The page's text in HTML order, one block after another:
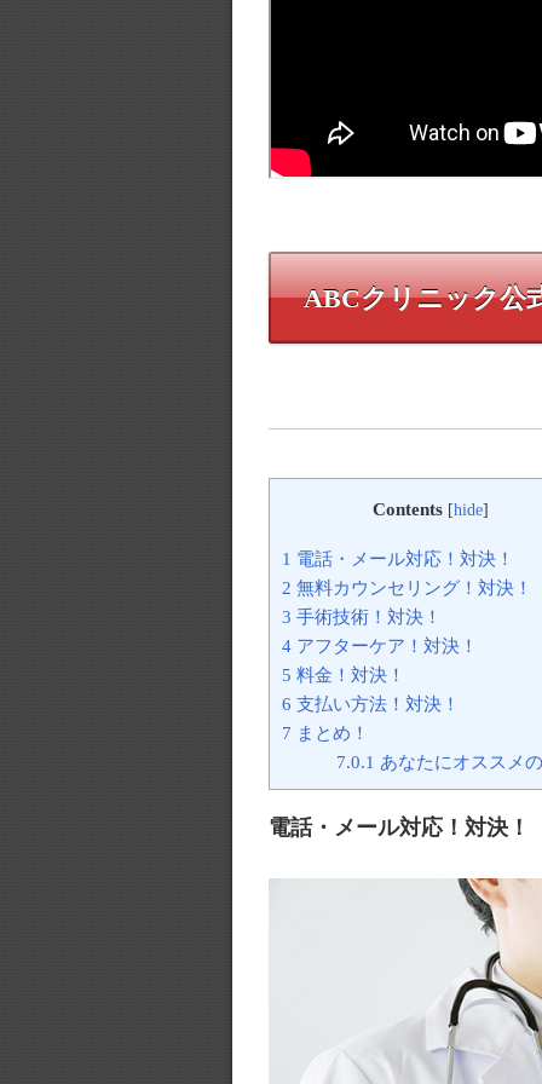
ABCクリニック公
Contents [hide]
1 電話・メール対応！対決！
2 無料カウンセリング！対決！
3 手術技術！対決！
4 アフターケア！対決！
5 料金！対決！
6 支払い方法！対決！
7 まとめ！
7.0.1 あなたにオススメ
電話・メール対応！対決！